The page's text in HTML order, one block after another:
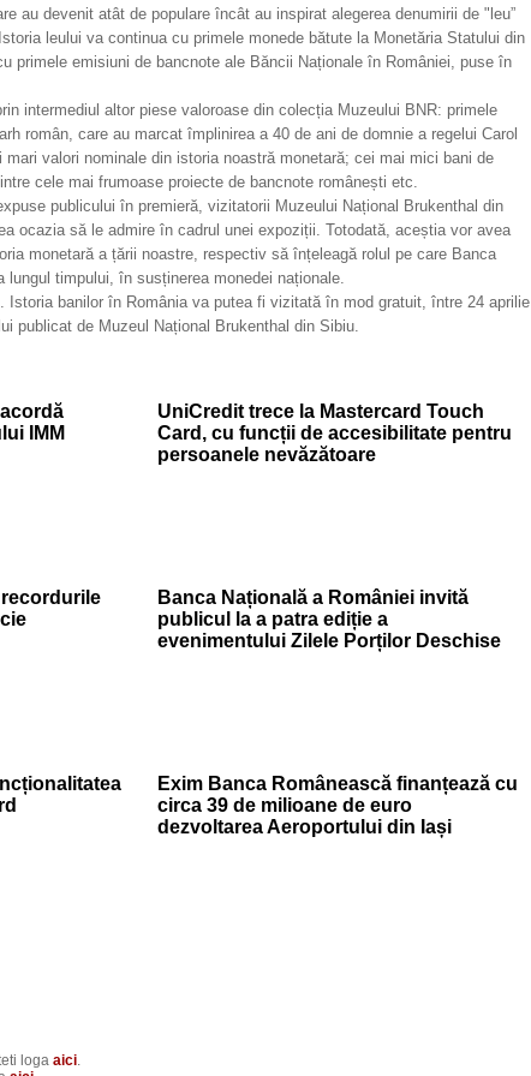
au devenit atât de populare încât au inspirat alegerea denumirii de "leu”
leului va continua cu primele monede bătute la Monetăria Statului din
primele emisiuni de bancnote ale Băncii Naționale în României, puse în
intermediul altor piese valoroase din colecția Muzeului BNR: primele
român, care au marcat împlinirea a 40 de ani de domnie a regelui Carol
mari valori nominale din istoria noastră monetară; cei mai mici bani de
cele mai frumoase proiecte de bancnote românești etc.
publicului în premieră, vizitatorii Muzeului Național Brukenthal din
ocazia să le admire în cadrul unei expoziții. Totodată, aceștia vor avea
monetară a țării noastre, respectiv să înțeleagă rolul pe care Banca
lungul timpului, în susținerea monedei naționale.
Istoria banilor în România va putea fi vizitată în mod gratuit, între 24 aprilie
publicat de Muzeul Național Brukenthal din Sibiu.
IMM
UniCredit trece la Mastercard Touch
Card, cu funcții de accesibilitate pentru
persoanele nevăzătoare
Banca Națională a României invită
publicul la a patra ediție a
evenimentului Zilele Porților Deschise
Exim Banca Românească finanțează cu
circa 39 de milioane de euro
dezvoltarea Aeroportului din Iași
loga aici.